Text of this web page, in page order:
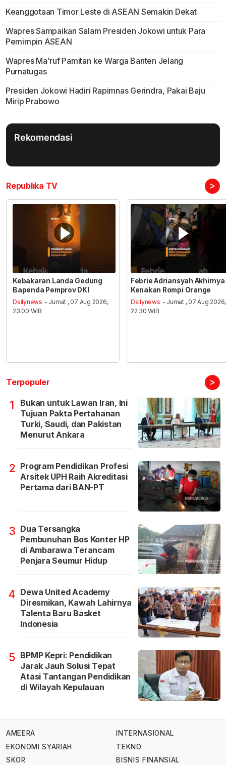
Keanggotaan Timor Leste di ASEAN Semakin Dekat
Wapres Sampaikan Salam Presiden Jokowi untuk Para
Pemimpin ASEAN
Wapres Ma'ruf Pamitan ke Warga Banten Jelang
Purnatugas
Presiden Jokowi Hadiri Rapimnas Gerindra, Pakai Baju
Mirip Prabowo
Rekomendasi
Republika TV >
Kebakaran Landa Gedung
Bapenda Pemprov DKI
Dailynews - Jumat , 07 Aug 2026,
23:00 WIB
Febrie Adriansyah Akhirnya
Kenakan Rompi Orange
Dailynews - Jumat , 07 Aug 2026,
22:30 WIB
Terpopuler >
1
Bukan untuk Lawan Iran, Ini
Tujuan Pakta Pertahanan
Turki, Saudi, dan Pakistan
Menurut Ankara
2 Program Pendidikan Profesi
Arsitek UPH Raih Akreditasi
Pertama dari BAN-PT
3 Dua Tersangka
Pembunuhan Bos Konter HP
di Ambarawa Terancam
Penjara Seumur Hidup
4 Dewa United Academy
Diresmikan, Kawah Lahirnya
Talenta Baru Basket
Indonesia
5 BPMP Kepri: Pendidikan
Jarak Jauh Solusi Tepat
Atasi Tantangan Pendidikan
di Wilayah Kepulauan
AMEERA
EKONOMI SYARIAH
SKOR
INTERNASIONAL
TEKNO
BISNIS FINANSIAL